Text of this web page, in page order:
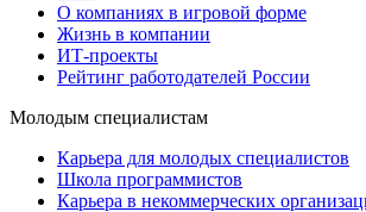
О компаниях в игровой форме
Жизнь в компании
ИТ-проекты
Рейтинг работодателей России
Молодым специалистам
Карьера для молодых специалистов
Школа программистов
Карьера в некоммерческих